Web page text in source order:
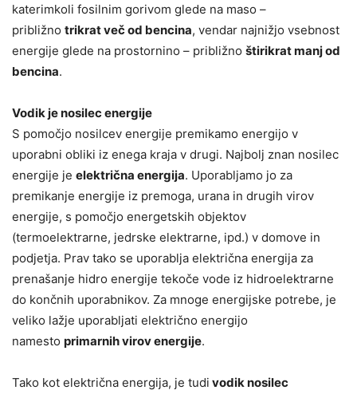
katerimkoli fosilnim gorivom glede na maso –
približno trikrat več od bencina, vendar najnižjo vsebnost
energije glede na prostornino – približno štirikrat manj od
bencina.
Vodik je nosilec energije
S pomočjo nosilcev energije premikamo energijo v
uporabni obliki iz enega kraja v drugi. Najbolj znan nosilec
energije je električna energija. Uporabljamo jo za
premikanje energije iz premoga, urana in drugih virov
energije, s pomočjo energetskih objektov
(termoelektrarne, jedrske elektrarne, ipd.) v domove in
podjetja. Prav tako se uporablja električna energija za
prenašanje hidro energije tekoče vode iz hidroelektrarne
do končnih uporabnikov. Za mnoge energijske potrebe, je
veliko lažje uporabljati električno energijo
namesto primarnih virov energije.
Tako kot električna energija, je tudi vodik nosilec